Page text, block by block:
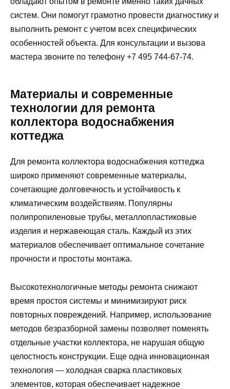
систем. Они помогут грамотно провести диагностику и
выполнить ремонт с учетом всех специфических
особенностей объекта. Для консультации и вызова
мастера звоните по телефону +7 495 744-67-74.
Материалы и современные
технологии для ремонта
коллектора водоснабжения
коттеджа
Для ремонта коллектора водоснабжения коттеджа
широко применяют современные материалы,
сочетающие долговечность и устойчивость к
климатическим воздействиям. Популярны
полипропиленовые трубы, металлопластиковые
изделия и нержавеющая сталь. Каждый из этих
материалов обеспечивает оптимальное сочетание
прочности и простоты монтажа.
Высокотехнологичные методы ремонта снижают
время простоя системы и минимизируют риск
повторных повреждений. Например, использование
методов безразборной замены позволяет поменять
отдельные участки коллектора, не нарушая общую
целостность конструкции. Еще одна инновационная
технология — холодная сварка пластиковых
элементов, которая обеспечивает надежное